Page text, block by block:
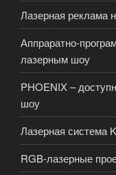
Лазерная реклама
Аппраратно-
лазерным шоу
PHOENIX –
шоу
Лазерная система
RGB-лазерные